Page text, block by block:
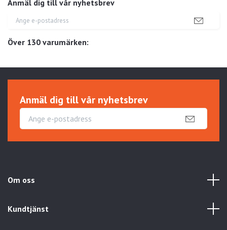
Anmäl dig till vår nyhetsbrev
Över 130 varumärken:
Anmäl dig till vår nyhetsbrev
Om oss
Kundtjänst